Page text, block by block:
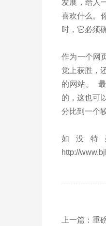
发展，给人
喜欢什么。
时，它必须
作为一个网
觉上获胜，
的网站。
的，这也可
分比到一个
如没
http://